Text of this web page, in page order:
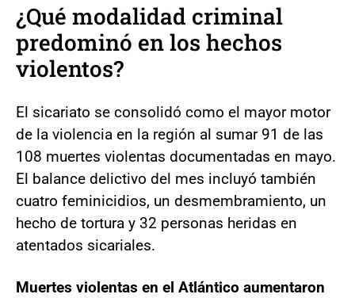
¿Qué modalidad criminal
predominó en los hechos
violentos?
El sicariato se consolidó como el mayor motor
de la violencia en la región al sumar 91 de las
108 muertes violentas documentadas en mayo.
El balance delictivo del mes incluyó también
cuatro feminicidios, un desmembramiento, un
hecho de tortura y 32 personas heridas en
atentados sicariales.
Muertes violentas en el Atlántico aumentaron